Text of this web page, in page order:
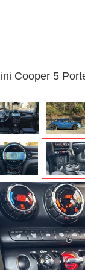
Cooper 5